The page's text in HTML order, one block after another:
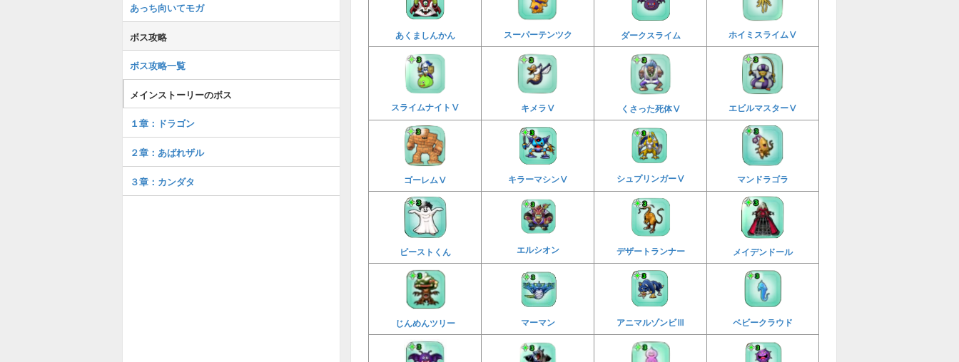
あくましんかん スーパーテンツク ダークスライム ホイミスライムⅤ
スライムナイトⅤ キメラⅤ くさった死体Ⅴ エビルマスターⅤ
ゴーレムⅤ キラーマシンⅤ シュプリンガーⅤ マンドラゴラ
ビーストくん エルシオン デザートランナー メイデンドール
じんめんツリー マーマン アニマルゾンビⅢ ベビークラウド
あっち向いてモガ
ボス攻略
ボス攻略一覧
メインストーリーのボス
１章：ドラゴン
２章：あばれザル
３章：カンダタ